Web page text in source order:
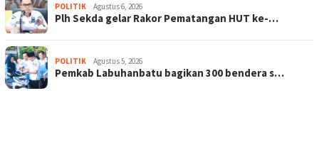
POLITIK Agustus 6, 2026
Plh Sekda gelar Rakor Pematangan HUT ke-…
POLITIK Agustus 5, 2026
Pemkab Labuhanbatu bagikan 300 bendera s…